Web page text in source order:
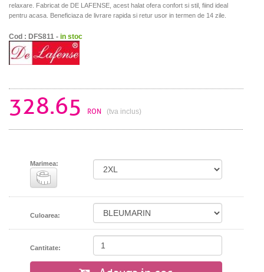
relaxare. Fabricat de DE LAFENSE, acest halat ofera confort si stil, fiind ideal
pentru acasa. Beneficiaza de livrare rapida si retur usor in termen de 14 zile.
Cod : DFS811 - in stoc
328.65 RON (tva inclus)
Marimea:
Culoarea:
Cantitate: